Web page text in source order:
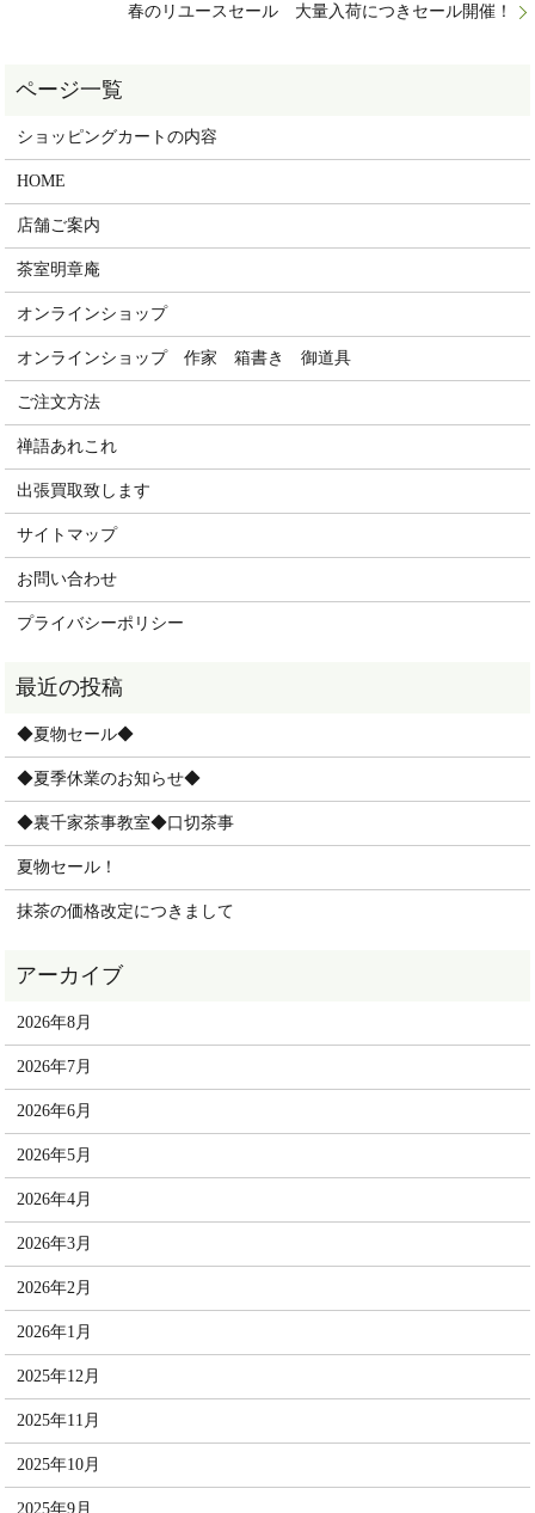
春のリユースセール 大量入荷につきセール開催！
ショッピングカートの内容
HOME
店舗ご案内
茶室明章庵
オンラインショップ
オンラインショップ 作家 箱書き 御道具
ご注文方法
禅語あれこれ
出張買取致します
サイトマップ
お問い合わせ
プライバシーポリシー
◆夏物セール◆
◆夏季休業のお知らせ◆
◆裏千家茶事教室◆口切茶事
夏物セール！
抹茶の価格改定につきまして
2026年8月
2026年7月
2026年6月
2026年5月
2026年4月
2026年3月
2026年2月
2026年1月
2025年12月
2025年11月
2025年10月
2025年9月